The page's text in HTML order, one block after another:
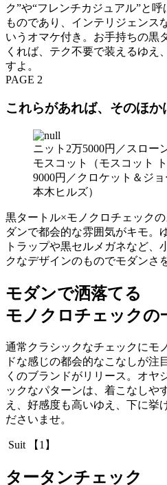
ク”や“フレンチカジュアル”と
ものであり、インテリジェンス
いうオマケ付き。お手持ちの黒
くれば、テク不要で装えるゆえ
すよ。
PAGE 2
これらがあれば、そのほか
ニット2万5000円／スロー
モスコット（モスコット
9000円／クロケット＆ジ
本木ヒルズ）
黒タートル×モノクロチェック
ダンで都会的な雰囲気がキモ。
トラップや黒セルメガネなど、
クなデザインのものでモダンさ
モダンで洒落てる
モノクロチェックの
通常クラシックなチェックにモ
ドな感じの都会的なこなしが注
くのブランドがリリース。オヤ
ックなパターンは、着こなしや
え、好感度も高いゆえ、下に挙
ださいませ。
Suit 【1】
タータンチェック